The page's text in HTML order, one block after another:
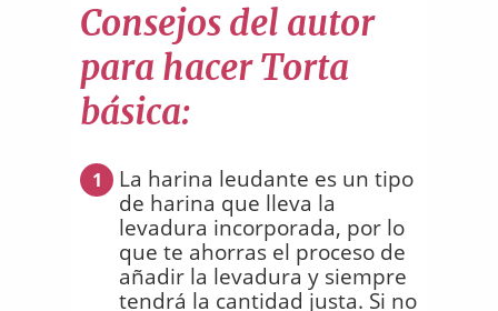
Consejos del autor
para hacer Torta
básica:
1
La harina leudante es un tipo
de harina que lleva la
levadura incorporada, por lo
que te ahorras el proceso de
añadir la levadura y siempre
tendrá la cantidad justa. Si no